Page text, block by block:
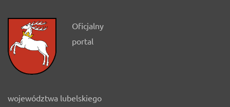
Oficjalny
portal
województwa lubelskiego